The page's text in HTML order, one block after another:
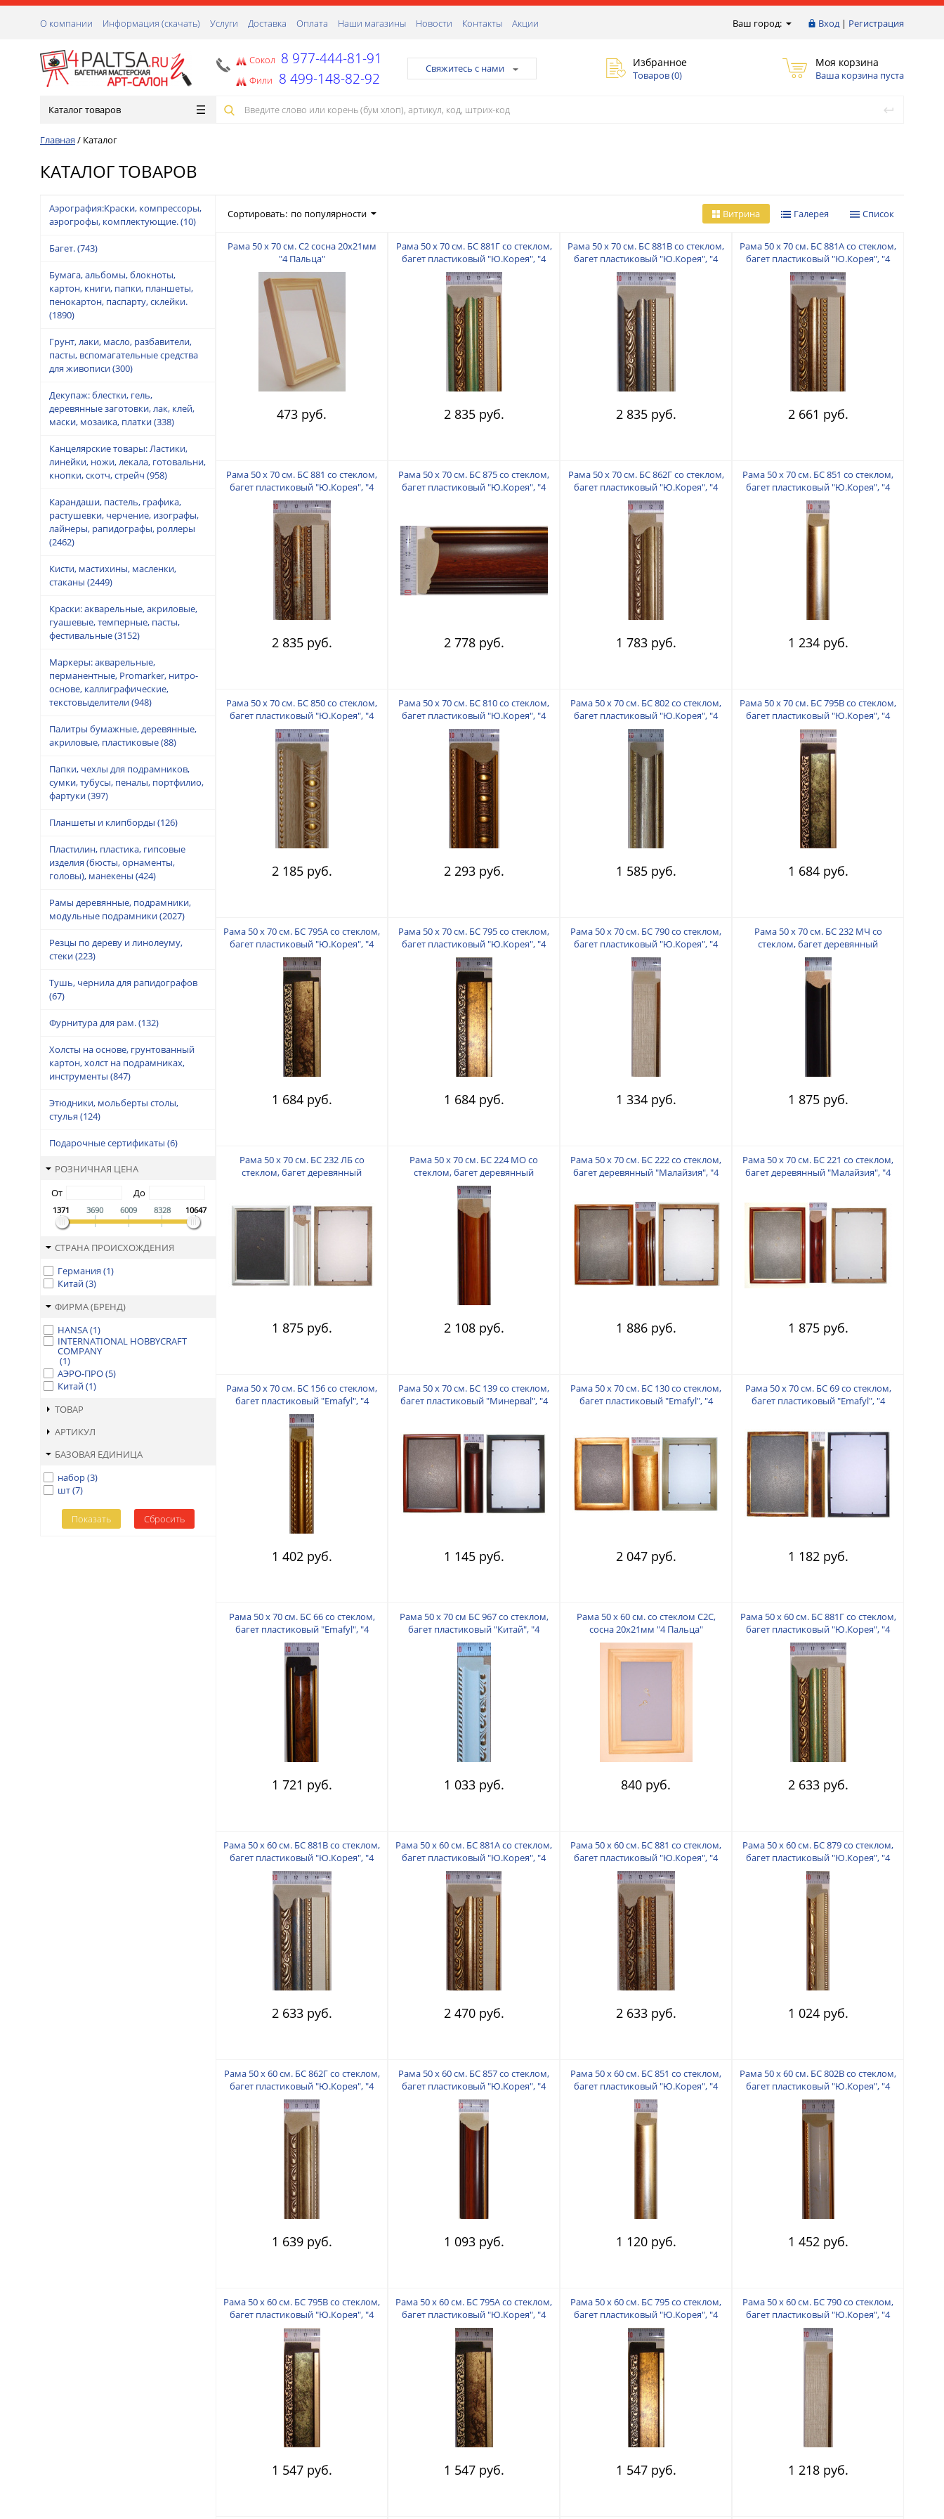
Ваш город: Вход| Регистрация
О компании Информация (скачать) Услуги Доставка Оплата Наши магазины Новости Контакты Акции
Сокол 8 977-444-81-91
Фили 8 499-148-82-92
Свяжитесь с нами Избранное
Товаров (0)
Моя корзина
Ваша корзина пуста
Каталог товаров
Главная / Каталог
КАТАЛОГ ТОВАРОВ
Аэрография:Краски, компрессоры,
аэрогрофы, комплектующие.(10)
Багет.(743)
Бумага, альбомы, блокноты,
картон, книги, папки, планшеты,
пенокартон, паспарту, склейки.
(1890)
Грунт, лаки, масло, разбавители,
пасты, вспомагательные средства
для живописи(300)
Декупаж: блестки, гель,
деревянные заготовки, лак, клей,
маски, мозаика, платки(338)
Канцелярские товары: Ластики,
линейки, ножи, лекала, готовальни,
кнопки, скотч, стрейч (958)
Карандаши, пастель, графика,
растушевки, черчение, изографы,
лайнеры, рапидографы, роллеры
(2462)
Кисти, мастихины, масленки,
стаканы (2449)
Краски: акварельные, акриловые,
гуашевые, темперные, пасты,
фестивальные(3152)
Маркеры: акварельные,
перманентные, Promarker, нитро-
основе, каллиграфические,
текстовыделители(948)
Палитры бумажные, деревянные,
акриловые, пластиковые(88)
Папки, чехлы для подрамников,
сумки, тубусы, пеналы, портфилио,
фартуки(397)
Планшеты и клипборды (126)
Пластилин, пластика, гипсовые
изделия (бюсты, орнаменты,
головы), манекены (424)
Рамы деревянные, подрамники,
модульные подрамники(2027)
Резцы по дереву и линолеуму,
стеки(223)
Тушь, чернила для рапидографов
(67)
Фурнитура для рам.(132)
Холсты на основе, грунтованный
картон, холст на подрамниках,
инструменты (847)
Этюдники, мольберты столы,
стулья (124)
Подарочные сертификаты (6)
РОЗНИЧНАЯ ЦЕНА
От
До
1371 3690 6009 8328 10647
СТРАНА ПРОИСХОЖДЕНИЯ
Германия (1)
Китай(3)
ФИРМА (БРЕНД)
HANSA(1)
INTERNATIONAL HOBBYCRAFT
COMPANY
(1)
АЭРО-ПРО(5)
Китай(1)
ТОВАР
АРТИКУЛ
БАЗОВАЯ ЕДИНИЦА
набор(3)
шт(7)
Список
Галерея
Витрина
Сортировать: по популярности
Рама 50 х 70 см. С2 сосна 20х21мм
"4 Пальца"
473 руб.
Рама 50 х 70 см. БС 881Г со стеклом,
багет пластиковый "Ю.Корея", "4
пальца"
2 835 руб.
Рама 50 х 70 см. БС 881В со стеклом,
багет пластиковый "Ю.Корея", "4
пальца"
2 835 руб.
Рама 50 х 70 см. БС 881А со стеклом,
багет пластиковый "Ю.Корея", "4
пальца"
2 661 руб.
Рама 50 х 70 см. БС 881 со стеклом,
багет пластиковый "Ю.Корея", "4
пальца"
2 835 руб.
Рама 50 х 70 см. БС 875 со стеклом,
багет пластиковый "Ю.Корея", "4
2 778 руб.
Рама 50 х 70 см. БС 862Г со стеклом,
багет пластиковый "Ю.Корея", "4
пальца"
1 783 руб.
Рама 50 х 70 см. БС 851 со стеклом,
багет пластиковый "Ю.Корея", "4
пальца"
1 234 руб.
Рама 50 х 70 см. БС 850 со стеклом,
багет пластиковый "Ю.Корея", "4
пальца"
2 185 руб.
Рама 50 х 70 см. БС 810 со стеклом,
багет пластиковый "Ю.Корея", "4
пальца"
2 293 руб.
Рама 50 х 70 см. БС 802 со стеклом,
багет пластиковый "Ю.Корея", "4
пальца"
1 585 руб.
Рама 50 х 70 см. БС 795В со стеклом,
багет пластиковый "Ю.Корея", "4
пальца"
1 684 руб.
Рама 50 х 70 см. БС 795А со стеклом,
багет пластиковый "Ю.Корея", "4
пальца"
1 684 руб.
Рама 50 х 70 см. БС 795 со стеклом,
багет пластиковый "Ю.Корея", "4
пальца"
1 684 руб.
Рама 50 х 70 см. БС 790 со стеклом,
багет пластиковый "Ю.Корея", "4
пальца"
1 334 руб.
Рама 50 х 70 см. БС 232 МЧ со
стеклом, багет деревянный
"Малайзия", "4 пальца"
1 875 руб.
Рама 50 х 70 см. БС 232 ЛБ со
стеклом, багет деревянный
1 875 руб.
Рама 50 х 70 см. БС 224 МО со
стеклом, багет деревянный
"Малайзия", "4 пальца"
2 108 руб.
Рама 50 х 70 см. БС 222 со стеклом,
багет деревянный "Малайзия", "4
1 886 руб.
Рама 50 х 70 см. БС 221 со стеклом,
багет деревянный "Малайзия", "4
1 875 руб.
Рама 50 х 70 см. БС 156 со стеклом,
багет пластиковый "Emafyl", "4
пальца"
1 402 руб.
Рама 50 х 70 см. БС 139 со стеклом,
багет пластиковый "Минерваl", "4
1 145 руб.
Рама 50 х 70 см. БС 130 со стеклом,
багет пластиковый "Emafyl", "4
2 047 руб.
Рама 50 х 70 см. БС 69 со стеклом,
багет пластиковый "Emafyl", "4
1 182 руб.
Рама 50 х 70 см. БС 66 со стеклом,
багет пластиковый "Emafyl", "4
пальца"
1 721 руб.
Рама 50 х 70 см БС 967 со стеклом,
багет пластиковый "Китай", "4
пальца"
1 033 руб.
Рама 50 х 60 см. со стеклом С2С,
сосна 20х21мм "4 Пальца"
840 руб.
Рама 50 х 60 см. БС 881Г со стеклом,
багет пластиковый "Ю.Корея", "4
пальца"
2 633 руб.
Рама 50 х 60 см. БС 881В со стеклом,
багет пластиковый "Ю.Корея", "4
пальца"
2 633 руб.
Рама 50 х 60 см. БС 881А со стеклом,
багет пластиковый "Ю.Корея", "4
пальца"
2 470 руб.
Рама 50 х 60 см. БС 881 со стеклом,
багет пластиковый "Ю.Корея", "4
пальца"
2 633 руб.
Рама 50 х 60 см. БС 879 со стеклом,
багет пластиковый "Ю.Корея", "4
пальца"
1 024 руб.
Рама 50 х 60 см. БС 862Г со стеклом,
багет пластиковый "Ю.Корея", "4
пальца"
1 639 руб.
Рама 50 х 60 см. БС 857 со стеклом,
багет пластиковый "Ю.Корея", "4
пальца"
1 093 руб.
Рама 50 х 60 см. БС 851 со стеклом,
багет пластиковый "Ю.Корея", "4
пальца"
1 120 руб.
Рама 50 х 60 см. БС 802В со стеклом,
багет пластиковый "Ю.Корея", "4
пальца"
1 452 руб.
Рама 50 х 60 см. БС 795В со стеклом,
багет пластиковый "Ю.Корея", "4
пальца"
1 547 руб.
Рама 50 х 60 см. БС 795А со стеклом,
багет пластиковый "Ю.Корея", "4
пальца"
1 547 руб.
Рама 50 х 60 см. БС 795 со стеклом,
багет пластиковый "Ю.Корея", "4
пальца"
1 547 руб.
Рама 50 х 60 см. БС 790 со стеклом,
багет пластиковый "Ю.Корея", "4
пальца"
1 218 руб.